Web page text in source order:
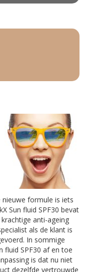
nieuwe formule is iets
Sun fluid SPF30 bevat
anti-ageing
als de klant is
In sommige
fluid SPF30 af en toe
is dat nu niet
dezelfde vertrouwde